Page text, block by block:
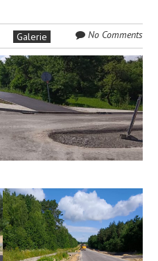
Galerie No Comments